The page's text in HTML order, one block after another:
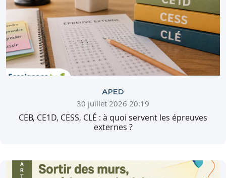
APED
30 juillet 2026 20:19
CEB, CE1D, CESS, CLÉ : à quoi servent les épreuves
externes ?